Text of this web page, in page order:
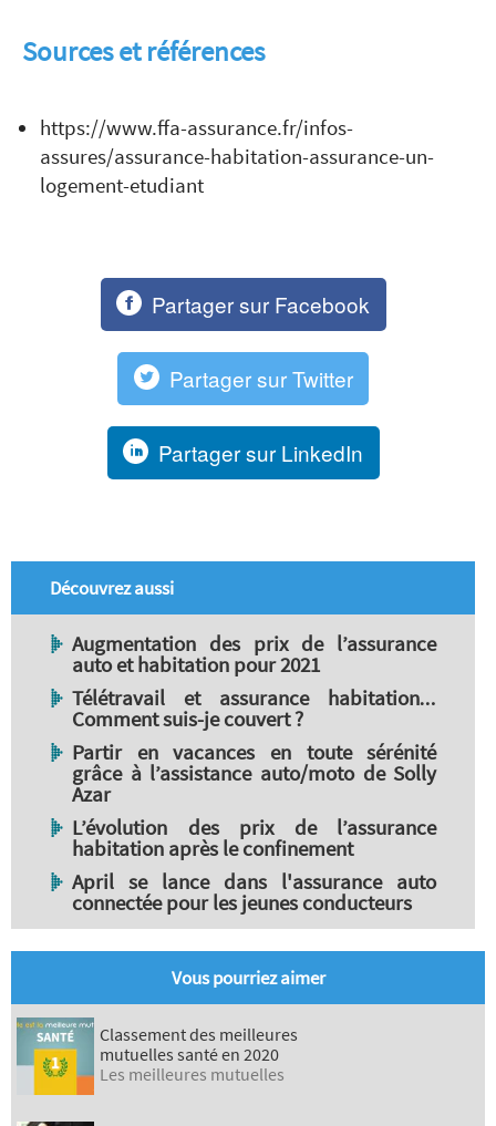
Sources et références
https://www.ffa-assurance.fr/infos-
assures/assurance-habitation-assurance-un-
logement-etudiant
Partager sur Facebook
Partager sur Twitter
Partager sur LinkedIn
Découvrez aussi
Augmentation des prix de l’assurance
auto et habitation pour 2021
Télétravail et assurance habitation…
Comment suis-je couvert ?
Partir en vacances en toute sérénité
grâce à l’assistance auto/moto de Solly
Azar
L’évolution des prix de l’assurance
habitation après le confinement
April se lance dans l'assurance auto
connectée pour les jeunes conducteurs
Vous pourriez aimer
Classement des meilleures
mutuelles santé en 2020
Les meilleures mutuelles